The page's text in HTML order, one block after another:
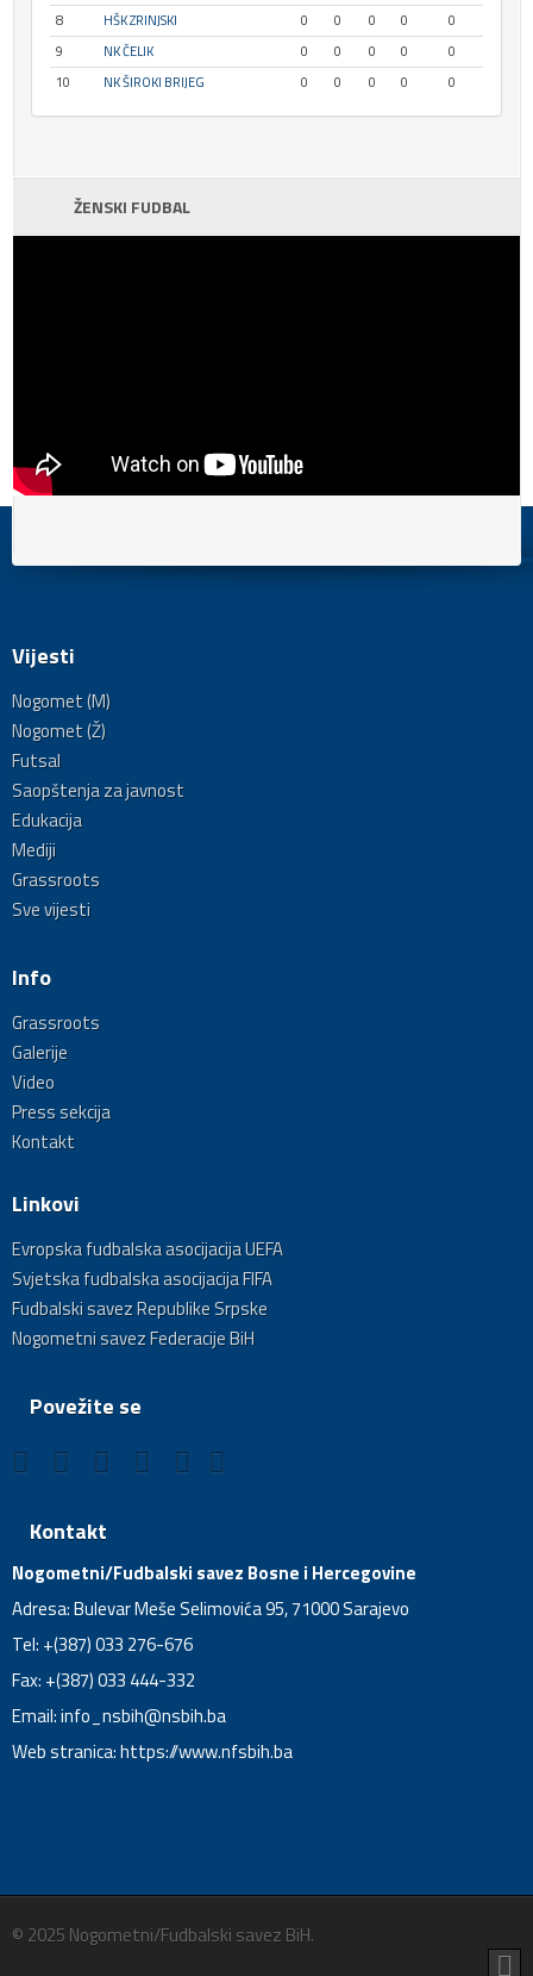
8
HŠK ZRINJSKI 0 0 0 0
0
9
NK ČELIK 0 0 0 0
0
10
NK ŠIROKI BRIJEG 0 0 0 0 0
ŽENSKI FUDBAL
Vijesti
Nogomet (M)
Nogomet (Ž)
Futsal
Saopštenja za javnost
Edukacija
Mediji
Grassroots
Sve vijesti
Info
Grassroots
Galerije
Video
Press sekcija
Kontakt
Linkovi
Evropska fudbalska asocijacija UEFA
Svjetska fudbalska asocijacija FIFA
Fudbalski savez Republike Srpske
Nogometni savez Federacije BiH
Povežite se
Kontakt
Nogometni/Fudbalski savez Bosne i Hercegovine
Adresa: Bulevar Meše Selimovića 95, 71000 Sarajevo
Tel: +(387) 033 276-676
Fax: +(387) 033 444-332
Email:info_nsbih@nsbih.ba
Web stranica: https://www.nfsbih.ba
© 2025 Nogometni/Fudbalski savez BiH.